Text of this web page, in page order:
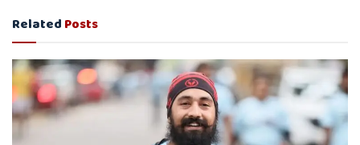
RelatedPosts